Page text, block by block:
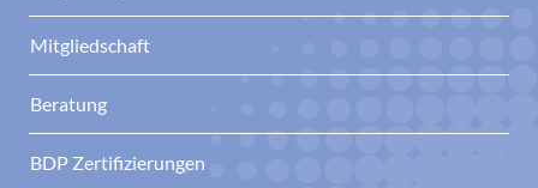
Mitgliedschaft
Beratung
BDP Zertifizierungen